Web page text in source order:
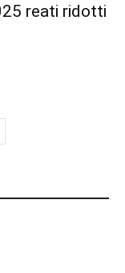
reati ridotti